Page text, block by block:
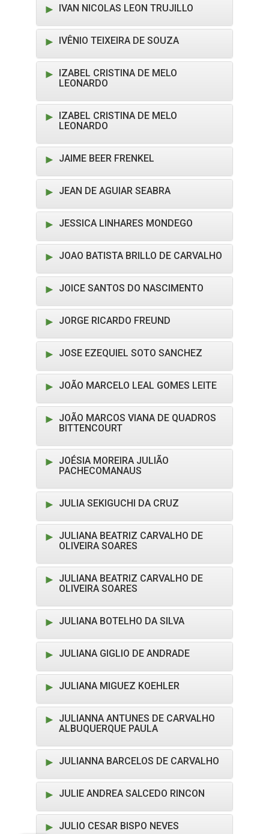
IVAN NICOLAS LEON TRUJILLO
IVÊNIO TEIXEIRA DE SOUZA
IZABEL CRISTINA DE MELO
LEONARDO
IZABEL CRISTINA DE MELO
LEONARDO
JAIME BEER FRENKEL
JEAN DE AGUIAR SEABRA
JESSICA LINHARES MONDEGO
JOAO BATISTA BRILLO DE CARVALHO
JOICE SANTOS DO NASCIMENTO
JORGE RICARDO FREUND
JOSE EZEQUIEL SOTO SANCHEZ
JOÃO MARCELO LEAL GOMES LEITE
JOÃO MARCOS VIANA DE QUADROS
BITTENCOURT
JOÉSIA MOREIRA JULIÃO
PACHECOMANAUS
JULIA SEKIGUCHI DA CRUZ
JULIANA BEATRIZ CARVALHO DE
OLIVEIRA SOARES
JULIANA BEATRIZ CARVALHO DE
OLIVEIRA SOARES
JULIANA BOTELHO DA SILVA
JULIANA GIGLIO DE ANDRADE
JULIANA MIGUEZ KOEHLER
JULIANNA ANTUNES DE CARVALHO
ALBUQUERQUE PAULA
JULIANNA BARCELOS DE CARVALHO
JULIE ANDREA SALCEDO RINCON
JULIO CESAR BISPO NEVES